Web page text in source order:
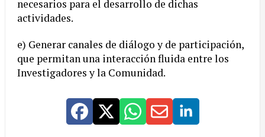
necesarios para el desarrollo de dichas
actividades.
​e) Generar canales de diálogo y de participación,
que permitan una interacción fluida entre los
Investigadores y la Comunidad.